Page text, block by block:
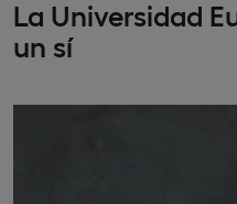
La Universidad
un sí